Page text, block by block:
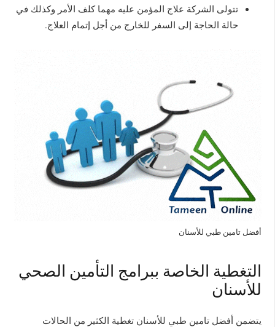
تتولى الشركة علاج المؤمن عليه مهما كلف الأمر وكذلك في
حالة الحاجة إلى السفر للخارج من أجل إتمام العلاج.
أفضل تامين طبي للأسنان
التغطية الخاصة ببرامج التأمين الصحي
للأسنان
يتضمن أفضل تامين طبي للأسنان تغطية الكثير من الحالات